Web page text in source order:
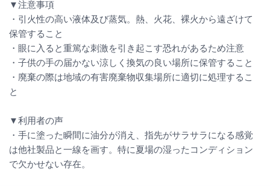
▼注意事項
・引火性の高い液体及び蒸気。熱、火花、裸火から遠ざけて
保管すること
・眼に入ると重篤な刺激を引き起こす恐れがあるため注意
・子供の手の届かない涼しく換気の良い場所に保管すること
・廃棄の際は地域の有害廃棄物収集場所に適切に処理するこ
と
▼利用者の声
・手に塗った瞬間に油分が消え、指先がサラサラになる感覚
は他社製品と一線を画す。特に夏場の湿ったコンディション
で欠かせない存在。